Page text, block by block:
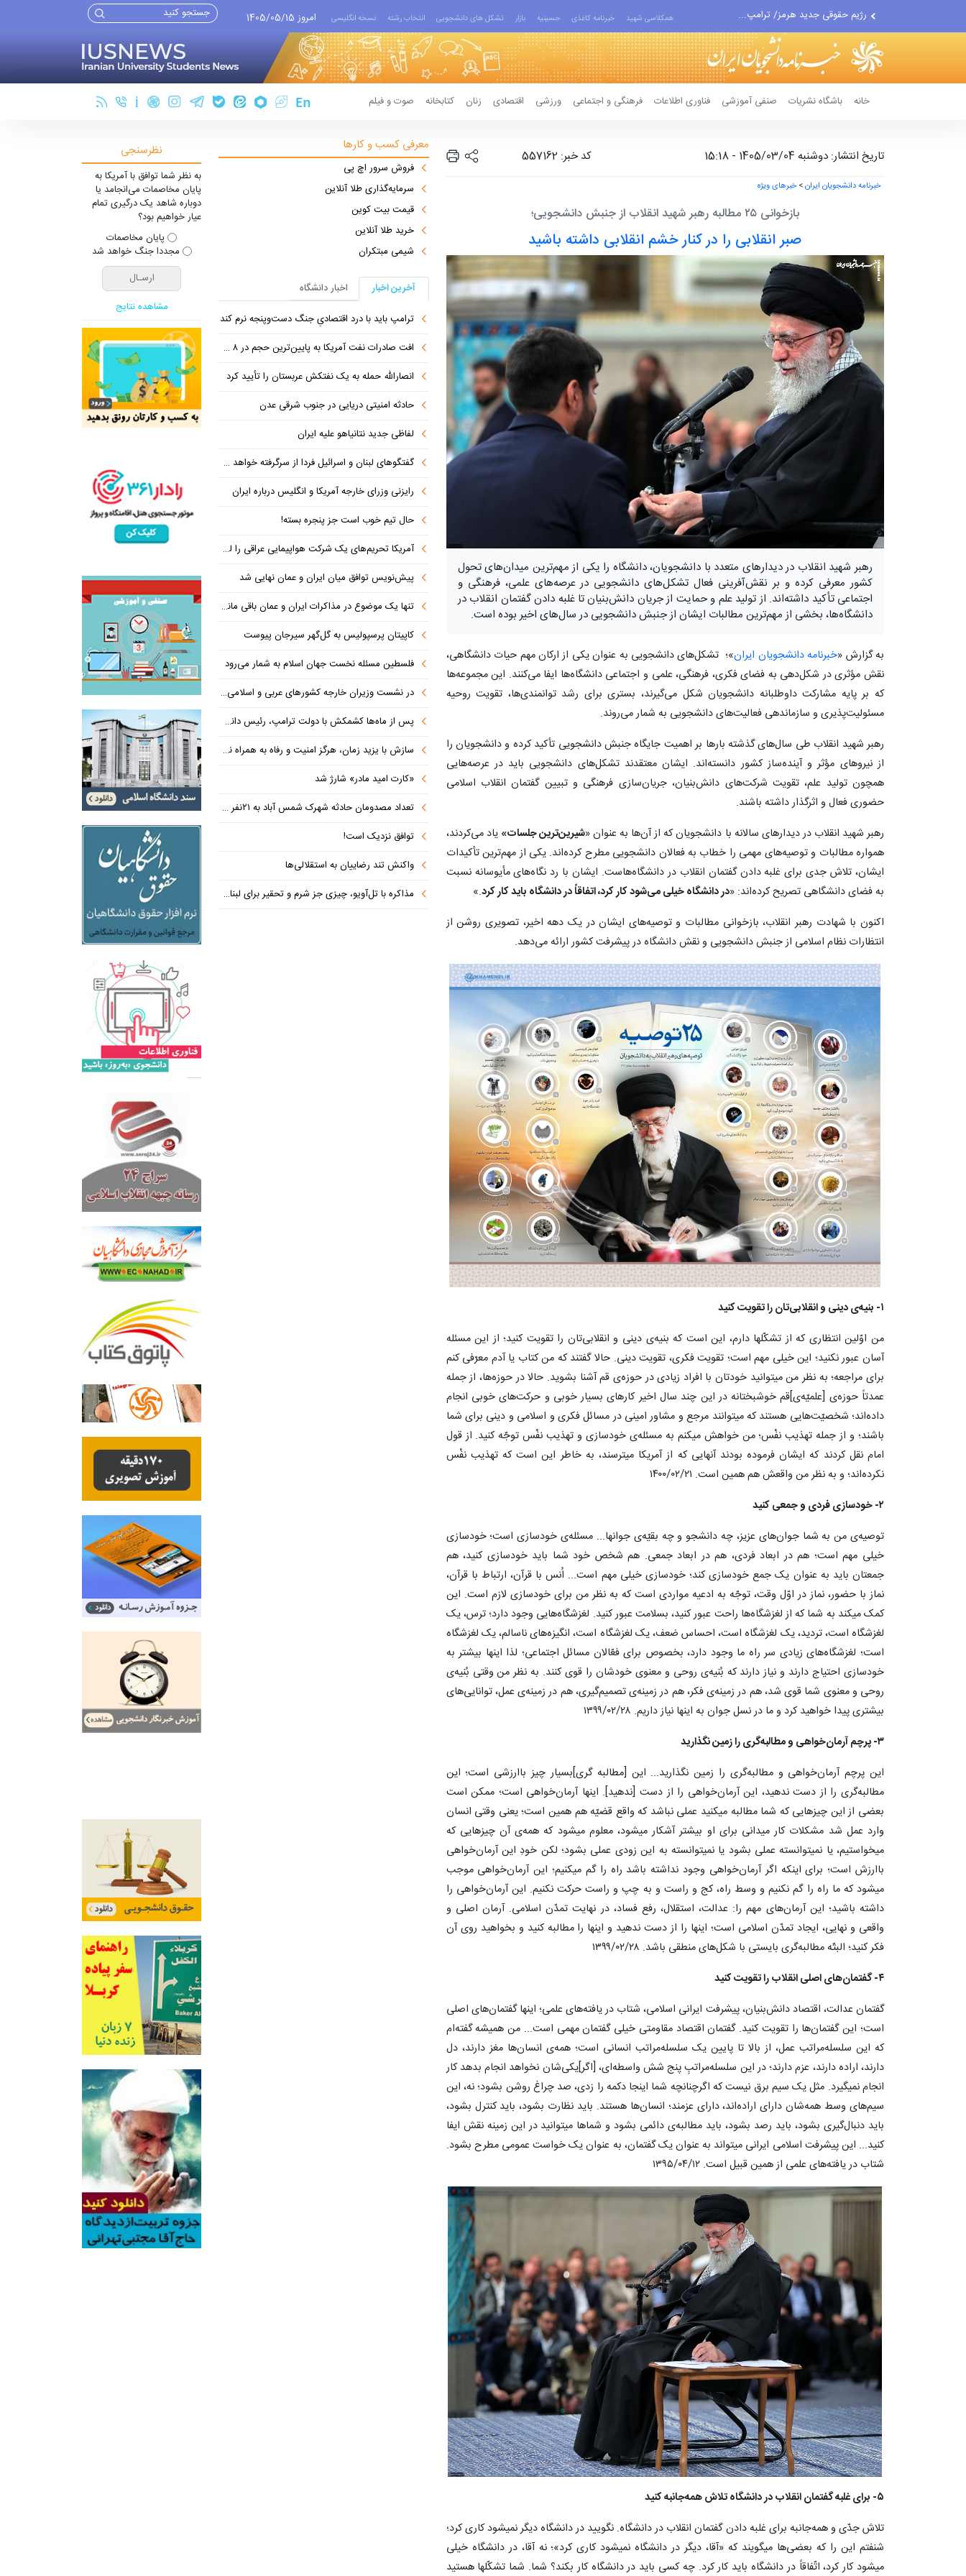
رژیم حقوقی جدید هرمز/ ترامپ...
ترامپ باید با درد اقتصادیِ...
افت صادرات نفت آمریکا به...
انصارالله حمله به یک نفتکش...
همکلاسی شهید خبرنامه کاغذی حسینیه بازار تشکل های دانشجویی انتخاب رشته نسخه انگلیسی امروز 1405/05/15
خانه باشگاه نشریات صنفی آموزشی فناوری اطلاعات فرهنگی و اجتماعی ورزشی اقتصادی زنان کتابخانه صوت و فیلم
تاریخ انتشار: دوشنبه 1405/03/04 - 15:18 کد خبر: 557162
خبرنامه دانشجویان ایران>خبرهای ویژه
بازخوانی ۲۵ مطالبه رهبر شهید انقلاب از جنبش دانشجویی؛
صبر انقلابی را در کنار خشم انقلابی داشته باشید
رهبر شهید انقلاب در دیدارهای متعدد با دانشجویان، دانشگاه را یکی از مهم‌ترین میدان‌های تحول
کشور معرفی کرده و بر نقش‌آفرینی فعال تشکل‌های دانشجویی در عرصه‌های علمی، فرهنگی و
اجتماعی تأکید داشته‌اند. از تولید علم و حمایت از جریان دانش‌بنیان تا غلبه دادن گفتمان انقلاب در
دانشگاه‌ها، بخشی از مهم‌ترین مطالبات ایشان از جنبش دانشجویی در سال‌های اخیر بوده است.
به گزارش «خبرنامه دانشجویان ایران»؛ تشکل‌های دانشجویی به عنوان یکی از ارکان مهم حیات دانشگاهی،
نقش مؤثری در شکل‌دهی به فضای فکری، فرهنگی، علمی و اجتماعی دانشگاه‌ها ایفا می‌کنند. این مجموعه‌ها
که بر پایه مشارکت داوطلبانه دانشجویان شکل می‌گیرند، بستری برای رشد توانمندی‌ها، تقویت روحیه
مسئولیت‌پذیری و سازماندهی فعالیت‌های دانشجویی به شمار می‌روند.
رهبر شهید انقلاب طی سال‌های گذشته بارها بر اهمیت جایگاه جنبش دانشجویی تأکید کرده و دانشجویان را
از نیروهای مؤثر و آینده‌ساز کشور دانسته‌اند. ایشان معتقدند تشکل‌های دانشجویی باید در عرصه‌هایی
همچون تولید علم، تقویت شرکت‌های دانش‌بنیان، جریان‌سازی فرهنگی و تبیین گفتمان انقلاب اسلامی
حضوری فعال و اثرگذار داشته باشند.
رهبر شهید انقلاب در دیدارهای سالانه با دانشجویان که از آن‌ها به عنوان «شیرین‌ترین جلسات» یاد می‌کردند،
همواره مطالبات و توصیه‌های مهمی را خطاب به فعالان دانشجویی مطرح کرده‌اند. یکی از مهم‌ترین تأکیدات
ایشان، تلاش جدی برای غلبه دادن گفتمان انقلاب در دانشگاه‌هاست. ایشان با رد نگاه‌های مأیوسانه نسبت
به فضای دانشگاهی تصریح کرده‌اند: «در دانشگاه خیلی می‌شود کار کرد، اتفاقاً در دانشگاه باید کار کرد.»
اکنون با شهادت رهبر انقلاب، بازخوانی مطالبات و توصیه‌های ایشان در یک دهه اخیر، تصویری روشن از
انتظارات نظام اسلامی از جنبش دانشجویی و نقش دانشگاه در پیشرفت کشور ارائه می‌دهد.
۱- بنیه‌ی دینی و انقلابی‌تان را تقویت کنید
من اوّلین انتظاری که از تشکّلها دارم، این است که بنیه‌ی دینی و انقلابی‌تان را تقویت کنید؛ از این مسئله
آسان عبور نکنید؛ این خیلی مهم است؛ تقویت فکری، تقویت دینی. حالا گفتند که من کتاب یا آدم معرّفی کنم
برای مراجعه؛ به نظر من میتوانید خودتان با افراد زیادی در حوزه‌ی قم آشنا بشوید. حالا در حوزه‌ها، از جمله
عمدتاً حوزه‌ی [علمیّه‌ی]قم خوشبختانه در این چند سال اخیر کار‌های بسیار خوبی و حرکت‌های خوبی انجام
داده‌اند؛ شخصیّت‌هایی هستند که میتوانند مرجع و مشاور امینی در مسائل فکری و اسلامی و دینی برای شما
باشند؛ و از جمله تهذیب نفْس؛ من خواهش میکنم به مسئله‌ی خودسازی و تهذیب نفْس توجّه کنید. از قول
امام نقل کردند که ایشان فرموده بودند آنهایی که از آمریکا میترسند، به خاطر این است که تهذیب نفْس
نکرده‌اند؛ و به نظر من واقعش هم همین است. ۱۴۰۰/۰۲/۲۱
۲- خودسازی فردی و جمعی کنید
توصیه‌ی من به شما جوان‌های عزیز، چه دانشجو و چه بقیّه‌ی جوانها... مسئله‌ی خودسازی است؛ خودسازی
خیلی مهم است؛ هم در ابعاد فردی، هم در ابعاد جمعی. هم شخص خود شما باید خودسازی کنید، هم
جمعتان باید به عنوان یک جمع خودسازی کند؛ خودسازی خیلی مهم است... اُنس با قرآن، ارتباط با قرآن،
نماز با حضور، نماز در اوّل وقت، توجّه به ادعیه مواردی است که به نظر من برای خودسازی لازم است. این
کمک میکند به شما که از لغزشگاه‌ها راحت عبور کنید، بسلامت عبور کنید. لغزشگاه‌هایی وجود دارد؛ ترس، یک
لغزشگاه است، تردید، یک لغزشگاه است، احساس ضعف، یک لغزشگاه است، انگیزه‌های ناسالم، یک لغزشگاه
است؛ لغزشگاه‌های زیادی سر راه ما وجود دارد، بخصوص برای فعّالان مسائل اجتماعی؛ لذا اینها بیشتر به
خودسازی احتیاج دارند و نیاز دارند که بُنیه‌ی روحی و معنوی خودشان را قوی کنند. به نظر من وقتی بُنیه‌ی
روحی و معنوی شما قوی شد، هم در زمینه‌ی فکر، هم در زمینه‌ی تصمیم‌گیری، هم در زمینه‌ی عمل، توانایی‌های
بیشتری پیدا خواهید کرد و ما در نسل جوان به اینها نیاز داریم. ۱۳۹۹/۰۲/۲۸
۳- پرچم آرمان‌خواهی و مطالبه‌گری را زمین نگذارید
این پرچم آرمان‌خواهی و مطالبه‌گری را زمین نگذارید... این [مطالبه گری]بسیار چیز باارزشی است؛ این
مطالبه‌گری را از دست ندهید، این آرمان‌خواهی را از دست [ندهید]. اینها آرمان‌خواهی است؛ ممکن است
بعضی از این چیز‌هایی که شما مطالبه میکنید عملی نباشد که واقع قضیّه هم همین است؛ یعنی وقتی انسان
وارد عمل شد مشکلات کار میدانی برای او بیشتر آشکار میشود، معلوم میشود که همه‌ی آن چیز‌هایی که
میخواستیم، یا نمیتوانسته عملی بشود یا نمیتوانسته به این زودی عملی بشود؛ لکن خودِ این آرمان‌خواهی
باارزش است؛ برای اینکه اگر آرمان‌خواهی وجود نداشته باشد راه را گم میکنیم؛ این آرمان‌خواهی موجب
میشود که ما راه را گم نکنیم و وسط راه، کج و راست و به چپ و راست حرکت نکنیم. این آرمان‌خواهی را
داشته باشید؛ این آرمان‌های مهم را: عدالت، استقلال، رفع فساد، در نهایت تمدّن اسلامی. آرمان اصلی و
واقعی و نهایی، ایجاد تمدّن اسلامی است؛ اینها را از دست ندهید و اینها را مطالبه کنید و بخواهید روی آن
فکر کنید؛ البتّه مطالبه‌گری بایستی با شکل‌های منطقی باشد. ۱۳۹۹/۰۲/۲۸
۴- گفتمان‌های اصلی انقلاب را تقویت کنید
گفتمان عدالت، اقتصاد دانش‌بنیان، پیشرفت ایرانی اسلامی، شتاب در یافته‌های علمی؛ اینها گفتمان‌های اصلی
است؛ این گفتمان‌ها را تقویت کنید. گفتمان اقتصاد مقاومتی خیلی گفتمان مهمی است... من همیشه گفته‌ام
که این سلسله‌مراتب عمل، از بالا تا پایین یک سلسله‌مراتب انسانی است؛ همه‌ی انسان‌ها مغز دارند، دل
دارند، اراده دارند، عزم دارند؛ در این سلسله‌مراتبِ پنج شش واسطه‌ای، [اگر]یکی‌شان نخواهد انجام بدهد کار
انجام نمیگیرد. مثل یک سیم برق نیست که اگرچنانچه شما اینجا دکمه را زدی، صد چراغ روشن بشود؛ نه، این
سیم‌های وسط همه‌شان دارای اراده‌اند، دارای عزمند؛ انسان‌ها هستند. باید نظارت بشود، باید کنترل بشود،
باید دنبال‌گیری بشود، باید رصد بشود، باید مطالبه‌ی دائمی بشود و شما‌ها میتوانید در این زمینه نقش ایفا
کنید... این پیشرفت اسلامی ایرانی میتواند به عنوان یک گفتمان، به عنوان یک خواست عمومی مطرح بشود.
شتاب در یافته‌های علمی از همین قبیل است. ۱۳۹۵/۰۴/۱۲
۵- برای غلبه گفتمان انقلاب در دانشگاه تلاش همه‌جانبه کنید
تلاش جدّی و همه‌جانبه برای غلبه دادن گفتمان انقلاب در دانشگاه. نگویید در دانشگاه دیگر نمیشود کاری کرد؛
شنفتم این را که بعضی‌ها میگویند که «آقا، دیگر در دانشگاه نمیشود کاری کرد»؛ نه آقا، در دانشگاه خیلی
میشود کار کرد، اتّفاقاً در دانشگاه باید کار کرد. چه کسی باید در دانشگاه کار بکند؟ شما. شما تشکّلها هستید
معرفی کسب و کارها
فروش سرور اچ پی
سرمایه‌گذاری طلا آنلاین
قیمت بیت کوین
خرید طلا آنلاین
شیمی مبتکران
آخرین اخبار
اخبار دانشگاه
ترامپ باید با درد اقتصادیِ جنگ دست‌و‌پنجه نرم کند
افت صادرات نفت آمریکا به پایین‌ترین حجم در ۸ ماه اخیر
انصارالله حمله به یک نفتکش عربستان را تأیید کرد
حادثه امنیتی دریایی در جنوب شرقی عدن
لفاظی جدید نتانیاهو علیه ایران
گفتگوهای لبنان و اسرائیل فردا از سرگرفته خواهد شد!
رایزنی وزرای خارجه آمریکا و انگلیس درباره ایران
حال تیم خوب است جز پنجره بسته!
آمریکا تحریم‌های یک شرکت هواپیمایی عراقی را لغو کرد
پیش‌نویس توافق میان ایران و عمان نهایی شد
تنها یک موضوع در مذاکرات ایران و عمان باقی مانده است
کاپیتان پرسپولیس به گل‌گهر سیرجان پیوست
فلسطین مسئله نخست جهان اسلام به شمار می‌رود
در نشست وزیران خارجه کشورهای عربی و اسلامی در امان چه گذشت؟
پس از ماه‌ها کشمکش با دولت ترامپ، رئیس دانشگاه براون کنار می‌رود
سازش با یزید زمان، هرگز امنیت و رفاه به همراه نداشته است
«کارت امید مادر» شارژ شد
تعداد مصدومان حادثه شهرک شمس آباد به ۲۱نفر رسید
توافق نزدیک است!
واکنش تند رضاییان به استقلالی‌ها
مذاکره با تل‌آویو، چیزی جز شرم و تحقیر برای لبنان ندارد
نظرسنجی
به نظر شما توافق با آمریکا به
پایان مخاصمات می‌انجامد یا
دوباره شاهد یک درگیری تمام
عیار خواهیم بود؟
پایان مخاصمات
مجددا جنگ خواهد شد
مشاهده نتایج